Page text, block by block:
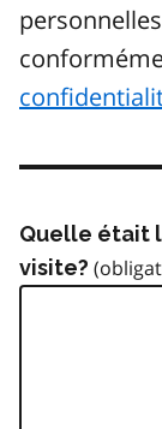
Quelle était
visite?